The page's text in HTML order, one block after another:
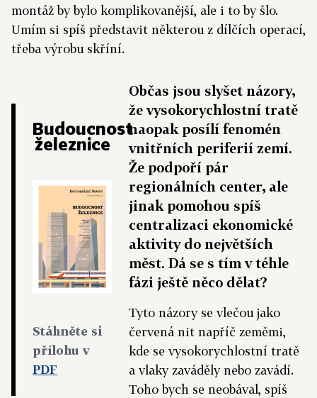
montáž by bylo komplikovanější, ale i to by šlo.
Umím si spíš představit některou z dílčích operací,
třeba výrobu skříní.
Budoucnost
železnice
Stáhněte si
přílohu v
PDF
Občas jsou slyšet názory,
že vysokorychlostní tratě
naopak posílí fenomén
vnitřních periferií zemí.
Že podpoří pár
regionálních center, ale
jinak pomohou spíš
centralizaci ekonomické
aktivity do největších
měst. Dá se s tím v téhle
fázi ještě něco dělat?
Tyto názory se vlečou jako
červená nit napříč zeměmi,
kde se vysokorychlostní tratě
a vlaky zaváděly nebo zavádí.
Toho bych se neobával, spíš